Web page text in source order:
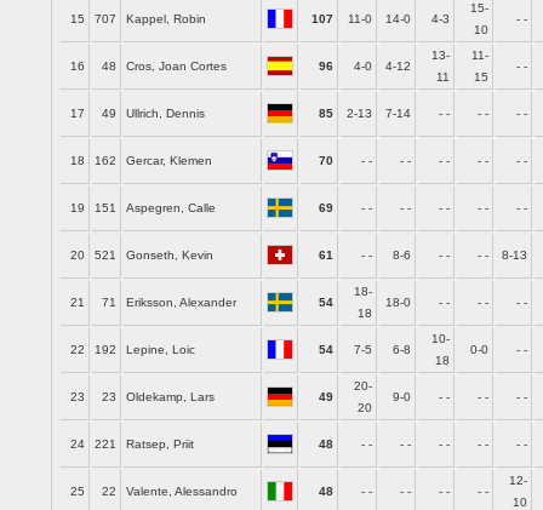
15 707 Kappel, Robin 107 11-0 14-0 4-3
15-
10
- -
16 48 Cros, Joan Cortes 96 4-0 4-12
13-
11
11-
15
- -
17 49 Ullrich, Dennis 85 2-13 7-14 - - - - - -
18 162 Gercar, Klemen 70 - - - - - - - - - -
19 151 Aspegren, Calle 69 - - - - - - - - - -
20 521 Gonseth, Kevin 61 - - 8-6 - - - - 8-13
21 71 Eriksson, Alexander 54
18-
18
18-0 - - - - - -
22 192 Lepine, Loic 54 7-5 6-8
10-
18
0-0 - -
23 23 Oldekamp, Lars 49
20-
20
9-0 - - - - - -
24 221 Ratsep, Priit 48 - - - - - - - - - -
25 22 Valente, Alessandro 48 - - - - - - - -
12-
10